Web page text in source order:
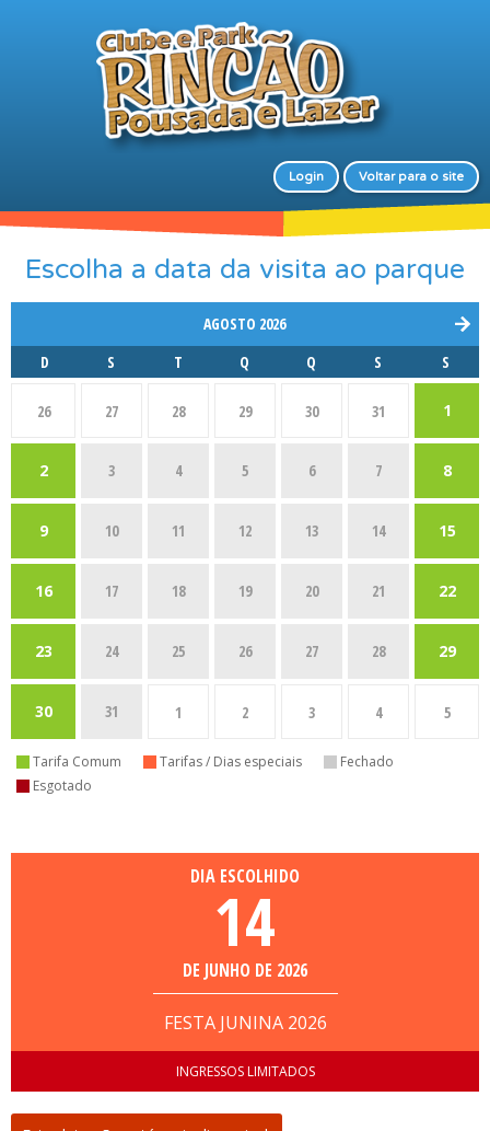
Login Voltar para o site
Escolha a data da visita ao parque
AGOSTO 2026
D
S T Q Q S S
26 27 28 29 30 31 1
2 3 4 5 6 7 8
9 10 11 12 13 14 15
16 17 18 19 20 21 22
23 24 25 26 27 28 29
30 31 1 2 3 4 5
Tarifa Comum Tarifas / Dias especiais
Fechado
Esgotado
DIA ESCOLHIDO
14
DE JUNHO DE 2026
FESTA JUNINA 2026
INGRESSOS LIMITADOS